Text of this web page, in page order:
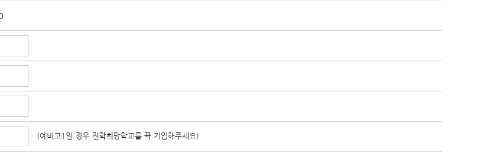
(예비고1일 경우 진학희망학교를 꼭 기입해주세요)